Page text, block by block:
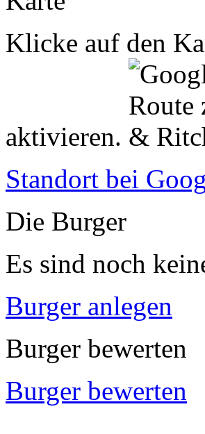
Klicke auf den
aktivieren.
Standort bei
Die Burger
Es sind noch
Burger anlegen
Burger bewerten
Burger bewerten